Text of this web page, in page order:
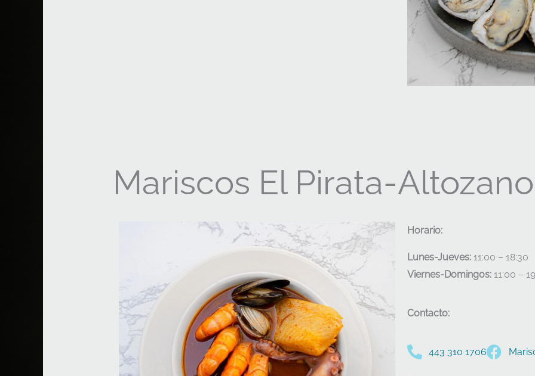
Mariscos El Pirata-Altozano
Horario:
Lunes-Jueves: 11:00 – 18:30
Viernes-Domingos: 11:00 –
Contacto:
443 310 1706